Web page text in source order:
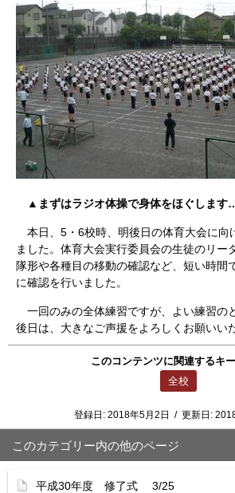
▲まずはラジオ体操で身体をほぐします
本日、5・6校時、明後日の体育大会に向
ました。体育大会実行委員会の生徒のリー
隊形や各種目の移動の確認など、短い時間
に確認を行いました。
一回のみの全体練習ですが、よい練習の
後日は、大きなご声援をよろしくお願いい
このコンテンツに関連するキ
全校
登録日: 2018年5月2日 / 更新日:
このカテゴリー内の他のページ
平成30年度 修了式 3/25